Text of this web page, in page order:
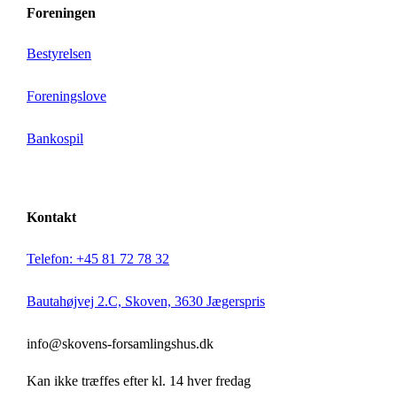
Foreningen
Bestyrelsen
Foreningslove
Bankospil
Kontakt
Telefon: +45 81 72 78 32
Bautahøjvej 2.C, Skoven, 3630 Jægerspris
info@skovens-forsamlingshus.dk
Kan ikke træffes efter kl. 14 hver fredag